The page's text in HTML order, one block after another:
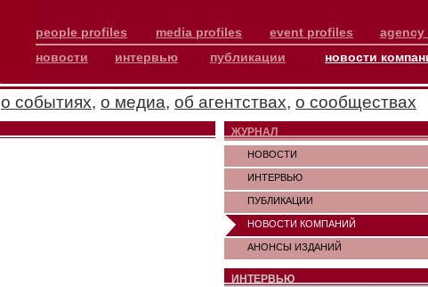
people profiles media profiles event profiles agency
новости
интервью публикации новости
о событиях, о медиа, об агентствах, о сообществах
ЖУРНАЛ
НОВОСТИ
ИНТЕРВЬЮ
ПУБЛИКАЦИИ
НОВОСТИ КОМПАНИЙ
АНОНСЫ ИЗДАНИЙ
ИНТЕРВЬЮ